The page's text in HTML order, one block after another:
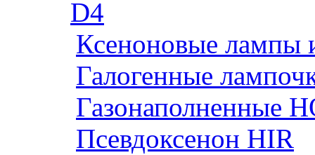
D4
Ксеноновые лампы
Галогенные
Газонаполненные
Псевдоксенон HIR